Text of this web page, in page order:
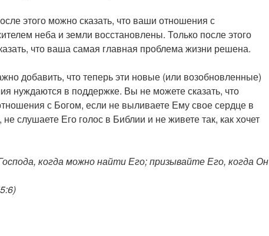
этого можно сказать, что ваши отношения с
неба и земли восстановлены. Только после этого
что ваша самая главная проблема жизни решена.
добавить, что теперь эти новые (или возобновленные)
нуждаются в поддержке. Вы не можете сказать, что
с Богом, если не выливаете Ему свое сердце в
не слушаете Его голос в Библии и не живете так, как хочет
когда можно найти Его; призывайте Его, когда Он